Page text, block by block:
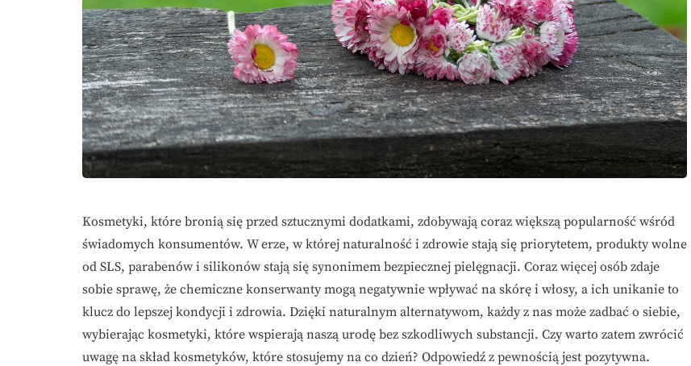
Kosmetyki, które bronią się przed sztucznymi dodatkami, zdobywają coraz większą popularność wśród
świadomych konsumentów. W erze, w której naturalność i zdrowie stają się priorytetem, produkty wolne
od SLS, parabenów i silikonów stają się synonimem bezpiecznej pielęgnacji. Coraz więcej osób zdaje
sobie sprawę, że chemiczne konserwanty mogą negatywnie wpływać na skórę i włosy, a ich unikanie to
klucz do lepszej kondycji i zdrowia. Dzięki naturalnym alternatywom, każdy z nas może zadbać o siebie,
wybierając kosmetyki, które wspierają naszą urodę bez szkodliwych substancji. Czy warto zatem zwrócić
uwagę na skład kosmetyków, które stosujemy na co dzień? Odpowiedź z pewnością jest pozytywna.